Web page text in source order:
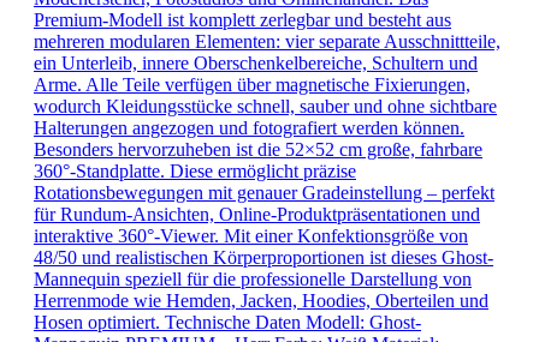
Premium-Modell ist komplett zerlegbar und besteht aus
mehreren modularen Elementen: vier separate Ausschnittteile,
ein Unterleib, innere Oberschenkelbereiche, Schultern und
Arme. Alle Teile verfügen über magnetische Fixierungen,
wodurch Kleidungsstücke schnell, sauber und ohne sichtbare
Halterungen angezogen und fotografiert werden können.
Besonders hervorzuheben ist die 52×52 cm große, fahrbare
360°-Standplatte. Diese ermöglicht präzise
Rotationsbewegungen mit genauer Gradeinstellung – perfekt
für Rundum-Ansichten, Online-Produktpräsentationen und
interaktive 360°-Viewer. Mit einer Konfektionsgröße von
48/50 und realistischen Körperproportionen ist dieses Ghost-
Mannequin speziell für die professionelle Darstellung von
Herrenmode wie Hemden, Jacken, Hoodies, Oberteilen und
Hosen optimiert. Technische Daten Modell: Ghost-